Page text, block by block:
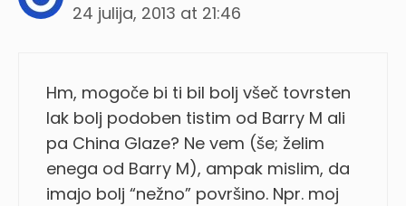
24 julija, 2013 at 21:46
Hm, mogoče bi ti bil bolj všeč tovrsten
lak bolj podoben tistim od Barry M ali
pa China Glaze? Ne vem (še; želim
enega od Barry M), ampak mislim, da
imajo bolj “nežno” površino. Npr. moj